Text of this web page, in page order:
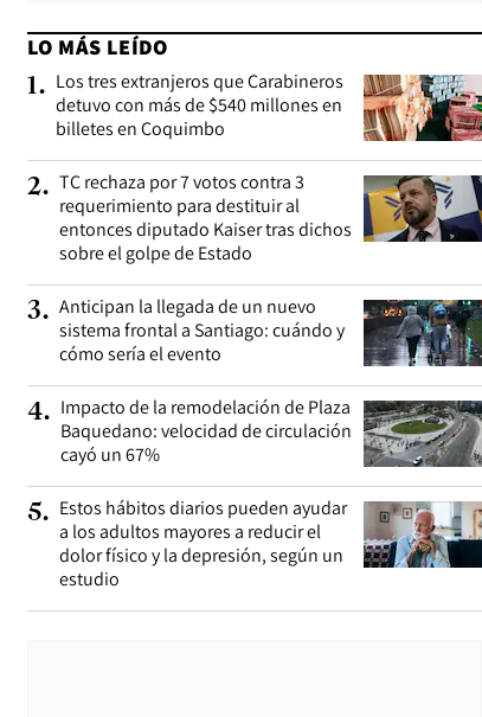
LO MÁS LEÍDO
1. Los tres extranjeros que Carabineros
detuvo con más de $540 millones en
billetes en Coquimbo
2. TC rechaza por 7 votos contra 3
requerimiento para destituir al
entonces diputado Kaiser tras dichos
sobre el golpe de Estado
3. Anticipan la llegada de un nuevo
sistema frontal a Santiago: cuándo y
cómo sería el evento
4. Impacto de la remodelación de Plaza
Baquedano: velocidad de circulación
cayó un 67%
5. Estos hábitos diarios pueden ayudar
a los adultos mayores a reducir el
dolor físico y la depresión, según un
estudio